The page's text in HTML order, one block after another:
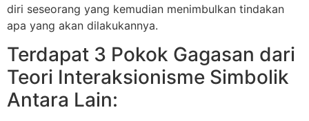
diri seseorang yang kemudian menimbulkan tindakan
apa yang akan dilakukannya.
Terdapat 3 Pokok Gagasan dari
Teori Interaksionisme Simbolik
Antara Lain: